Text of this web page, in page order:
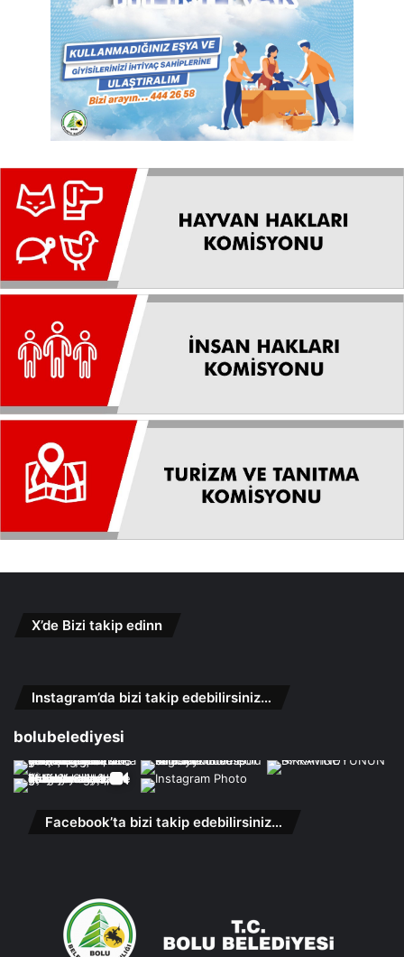
X’de Bizi takip edinn
Instagram’da bizi takip edebilirsiniz…
bolubelediyesi
Facebook’ta bizi takip edebilirsiniz…